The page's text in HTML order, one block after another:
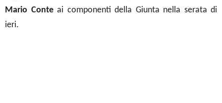
Mario Conteai componenti della Giunta nella serata di
ieri.